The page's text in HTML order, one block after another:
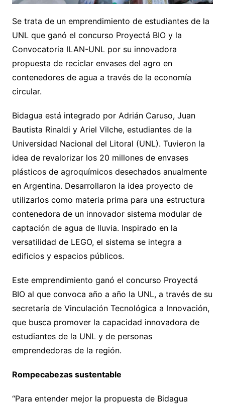
Se trata de un emprendimiento de estudiantes de la
UNL que ganó el concurso Proyectá BIO y la
Convocatoria ILAN-UNL por su innovadora
propuesta de reciclar envases del agro en
contenedores de agua a través de la economía
circular.
Bidagua está integrado por Adrián Caruso, Juan
Bautista Rinaldi y Ariel Vilche, estudiantes de la
Universidad Nacional del Litoral (UNL). Tuvieron la
idea de revalorizar los 20 millones de envases
plásticos de agroquímicos desechados anualmente
en Argentina. Desarrollaron la idea proyecto de
utilizarlos como materia prima para una estructura
contenedora de un innovador sistema modular de
captación de agua de lluvia. Inspirado en la
versatilidad de LEGO, el sistema se integra a
edificios y espacios públicos.
Este emprendimiento ganó el concurso Proyectá
BIO al que convoca año a año la UNL, a través de su
secretaría de Vinculación Tecnológica a Innovación,
que busca promover la capacidad innovadora de
estudiantes de la UNL y de personas
emprendedoras de la región.
Rompecabezas sustentable
“Para entender mejor la propuesta de Bidagua